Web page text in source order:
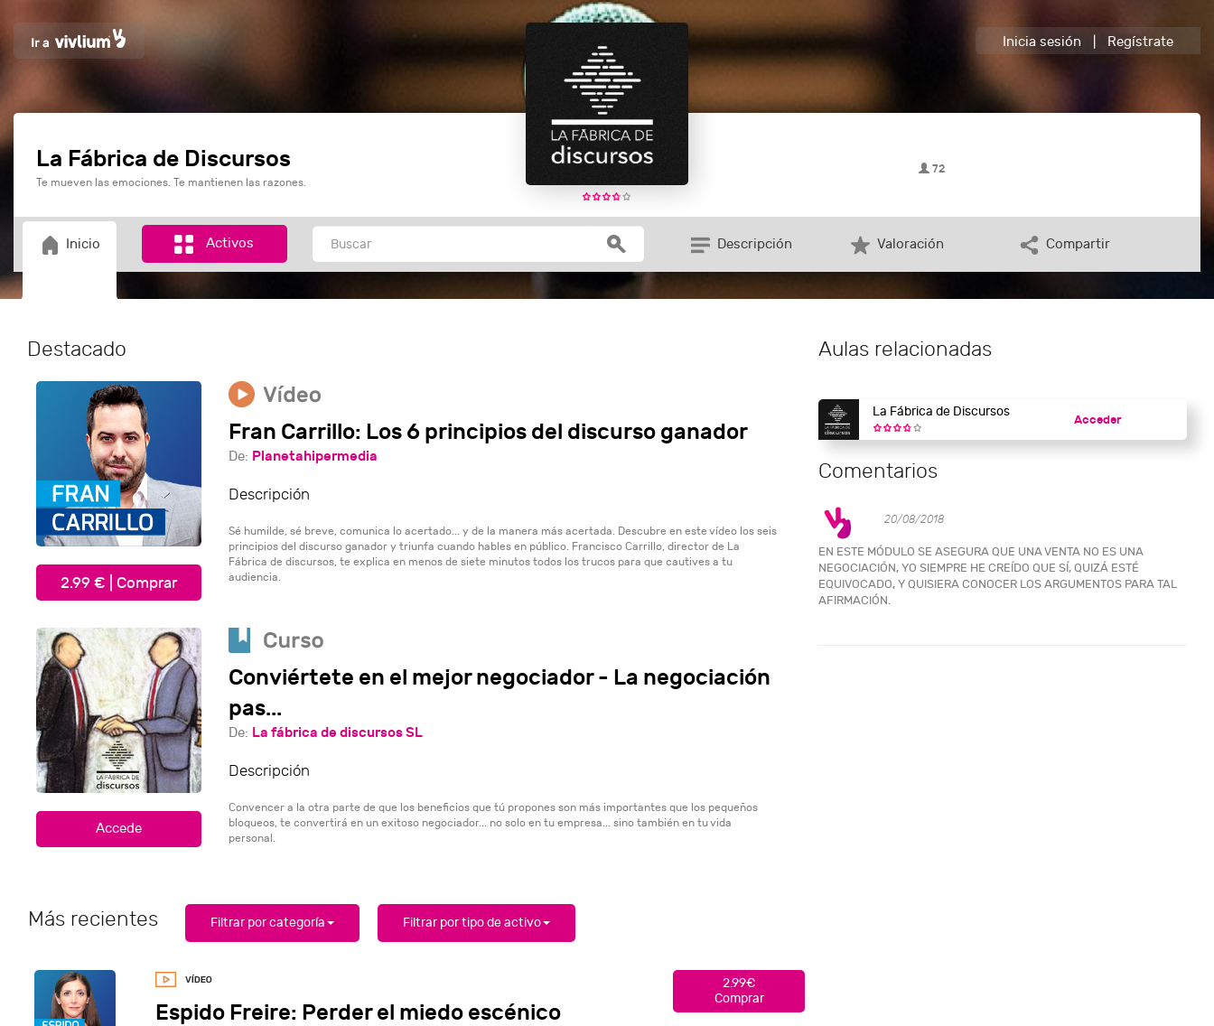
Inicia sesión Regístrate
La Fábrica de Discursos
Te mueven las emociones. Te mantienen las razones.
72
Inicio Activos Descripción Valoración Compartir
Destacado
2.99 € | Comprar
Fran Carrillo: Los 6 principios del discurso ganador
De: Planetahipermedia
Descripción
Sé humilde, sé breve, comunica lo acertado... y de la manera más acertada. Descubre en este vídeo los seis
principios del discurso ganador y triunfa cuando hables en público. Francisco Carrillo, director de La
Fábrica de discursos, te explica en menos de siete minutos todos los trucos para que cautives a tu
audiencia.
Conviértete en el mejor negociador - La negociación
pas...
De: La fábrica de discursos SL
Descripción
Convencer a la otra parte de que los beneficios que tú propones son más importantes que los pequeños
bloqueos, te convertirá en un exitoso negociador... no solo en tu empresa... sino también en tu vida
personal.
Más recientes Filtrar por categoría Filtrar por tipo de activo
Espido Freire: Perder el miedo escénico
2.99€
Comprar
Aulas relacionadas
La Fábrica de Discursos
Acceder
Comentarios
20/08/2018
EN ESTE MÓDULO SE ASEGURA QUE UNA VENTA NO ES UNA
NEGOCIACIÓN, YO SIEMPRE HE CREÍDO QUE SÍ, QUIZÁ ESTÉ
EQUIVOCADO, Y QUISIERA CONOCER LOS ARGUMENTOS PARA TAL
AFIRMACIÓN.